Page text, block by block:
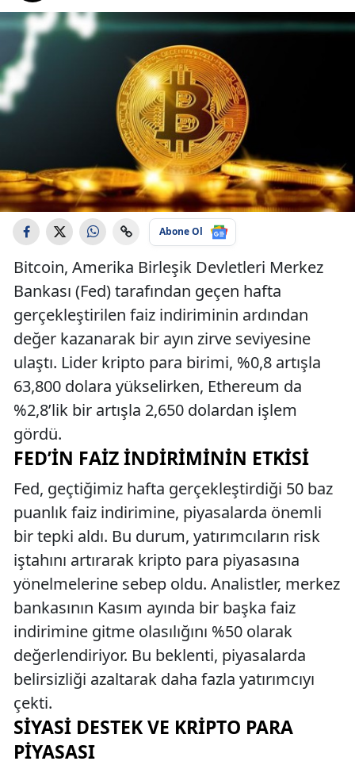
Abone Ol
Bitcoin, Amerika Birleşik Devletleri Merkez
Bankası (Fed) tarafından geçen hafta
gerçekleştirilen faiz indiriminin ardından
değer kazanarak bir ayın zirve seviyesine
ulaştı. Lider kripto para birimi, %0,8 artışla
63,800 dolara yükselirken, Ethereum da
%2,8’lik bir artışla 2,650 dolardan işlem
gördü.
FED’IN FAIZ İNDIRIMININ ETKISI
Fed, geçtiğimiz hafta gerçekleştirdiği 50 baz
puanlık faiz indirimine, piyasalarda önemli
bir tepki aldı. Bu durum, yatırımcıların risk
iştahını artırarak kripto para piyasasına
yönelmelerine sebep oldu. Analistler, merkez
bankasının Kasım ayında bir başka faiz
indirimine gitme olasılığını %50 olarak
değerlendiriyor. Bu beklenti, piyasalarda
belirsizliği azaltarak daha fazla yatırımcıyı
çekti.
SIYASI DESTEK VE KRIPTO PARA
PIYASASI